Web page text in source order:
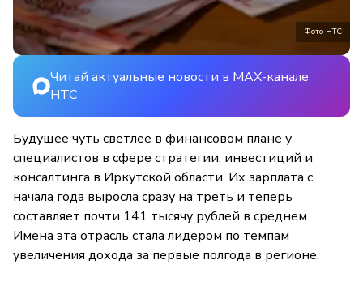
Фото НТС
Читай актуальные новости в MAX-канале
НТС
Будущее чуть светлее в финансовом плане у
специалистов в сфере стратегии, инвестиций и
консалтинга в Иркутской области. Их зарплата с
начала года выросла сразу на треть и теперь
составляет почти 141 тысячу рублей в среднем.
Имена эта отрасль стала лидером по темпам
увеличения дохода за первые полгода в регионе.